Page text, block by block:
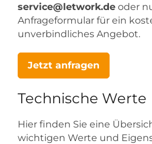
service@letwork.de oder
Anfrageformular für ein
unverbindliches Angebot.
Jetzt anfragen
Technische Werte
Hier finden Sie eine
wichtigen Werte und